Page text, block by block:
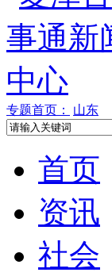
专题首页： 山东
首页
资讯
社会